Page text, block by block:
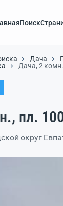
Поиск
Дача
Дача, 2
пл.
округ